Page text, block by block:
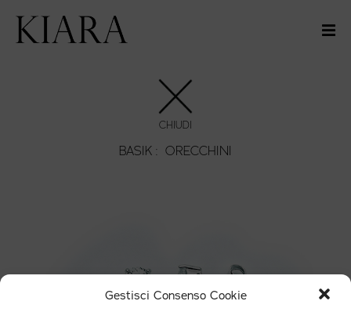
Gestisci Consenso Cookie
CHIUDI
BASIK : ORECCHINI